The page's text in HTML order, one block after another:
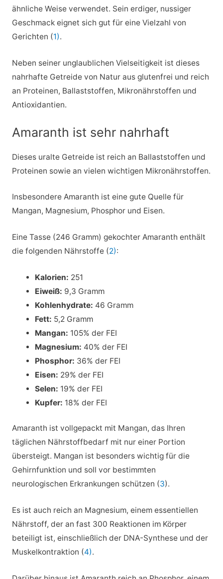
ähnliche Weise verwendet. Sein erdiger, nussiger
Geschmack eignet sich gut für eine Vielzahl von
Gerichten (1).
Neben seiner unglaublichen Vielseitigkeit ist dieses
nahrhafte Getreide von Natur aus glutenfrei und reich
an Proteinen, Ballaststoffen, Mikronährstoffen und
Antioxidantien.
Amaranth ist sehr nahrhaft
Dieses uralte Getreide ist reich an Ballaststoffen und
Proteinen sowie an vielen wichtigen Mikronährstoffen.
Insbesondere Amaranth ist eine gute Quelle für
Mangan, Magnesium, Phosphor und Eisen.
Eine Tasse (246 Gramm) gekochter Amaranth enthält
die folgenden Nährstoffe (2):
Kalorien: 251
Eiweiß: 9,3 Gramm
Kohlenhydrate: 46 Gramm
Fett: 5,2 Gramm
Mangan: 105% der FEI
Magnesium: 40% der FEI
Phosphor: 36% der FEI
Eisen: 29% der FEI
Selen: 19% der FEI
Kupfer: 18% der FEI
Amaranth ist vollgepackt mit Mangan, das Ihren
täglichen Nährstoffbedarf mit nur einer Portion
übersteigt. Mangan ist besonders wichtig für die
Gehirnfunktion und soll vor bestimmten
neurologischen Erkrankungen schützen (3).
Es ist auch reich an Magnesium, einem essentiellen
Nährstoff, der an fast 300 Reaktionen im Körper
beteiligt ist, einschließlich der DNA-Synthese und der
Muskelkontraktion (4).